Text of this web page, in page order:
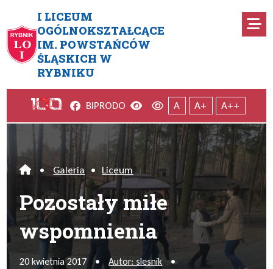
I LICEUM
OGÓLNOKSZTAŁCĄCE
IM. POWSTAŃCÓW
ŚLĄSKICH W
RYBNIKU
Pozostały miłe wspomnienia
Facebook
BIPRODO Wersja kontrastowa
Wersja domyślna
A A+ A++
Home
• Galeria • Liceum
Pozostały miłe
wspomnienia
20 kwietnia 2017 • Autor: slesnik •